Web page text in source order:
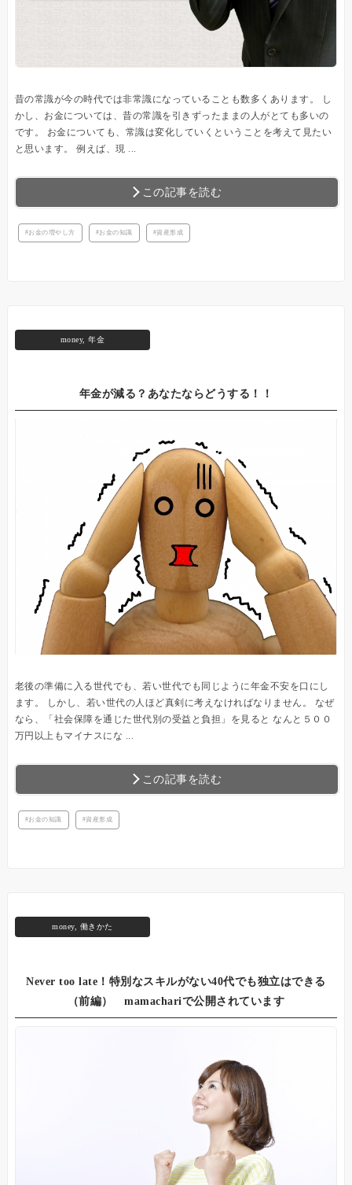
昔の常識が今の時代では非常識になっていることも数多くあります。 し
かし、お金については、昔の常識を引きずったままの人がとても多いの
です。 お金についても、常識は変化していくということを考えて見たい
と思います。 例えば、現 ...
この記事を読む
お金の増やし方 お金の知識 資産形成
money,年金
年金が減る？あなたならどうする！！
老後の準備に入る世代でも、若い世代でも同じように年金不安を口にし
ます。 しかし、若い世代の人ほど真剣に考えなければなりません。 なぜ
なら、「社会保障を通じた世代別の受益と負担」を見ると なんと５００
万円以上もマイナスにな ...
この記事を読む
お金の知識 資産形成
money, 働きかた
Never too late！特別なスキルがない40代でも独立はできる
（前編） mamachariで公開されています